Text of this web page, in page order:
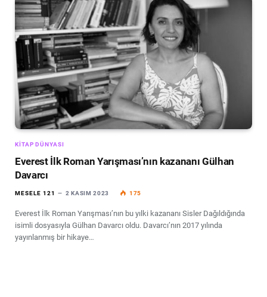
KITAP DÜNYASI
Everest İlk Roman Yarışması’nın kazananı Gülhan
Davarcı
MESELE 121 2 KASIM 2023 175
Everest İlk Roman Yarışması’nın bu yılki kazananı Sisler Dağıldığında
isimli dosyasıyla Gülhan Davarcı oldu. Davarcı’nın 2017 yılında
yayınlanmış bir hikaye…